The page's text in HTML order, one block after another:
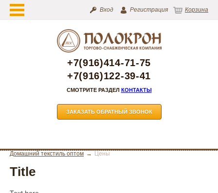
Вход Регистрация Корзина
+7(916)414-71-75
+7(916)122-39-41
СМОТРИТЕ РАЗДЕЛ КОНТАКТЫ
ЗАКАЗАТЬ ОБРАТНЫЙ ЗВОНОК
Домашний текстиль оптом Цены
Title